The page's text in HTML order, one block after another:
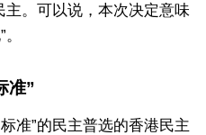
主。可以说，本次决定意味
准”
准”的民主普选的香港民主